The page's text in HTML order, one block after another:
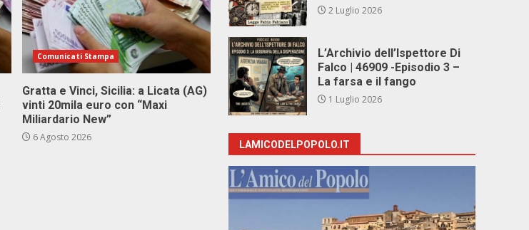
Comunicati Stampa
Gratta e Vinci, Sicilia: a Licata (AG)
vinti 20mila euro con “Maxi
Miliardario New”
6 Agosto 2026
2 Luglio 2026
L’Archivio dell’Ispettore Di
Falco | 46909 -Episodio 3 –
La farsa e il fango
1 Luglio 2026
LAMICODELPOPOLO.IT